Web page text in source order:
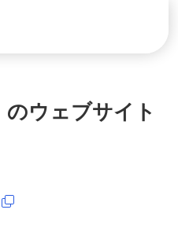
のウェブサイト